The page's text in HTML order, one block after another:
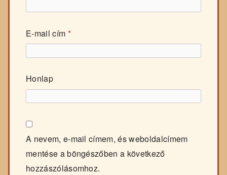
E-mail cím *
Honlap
A nevem, e-mail címem, és weboldalcímem
mentése a böngészőben a következő
hozzászólásomhoz.